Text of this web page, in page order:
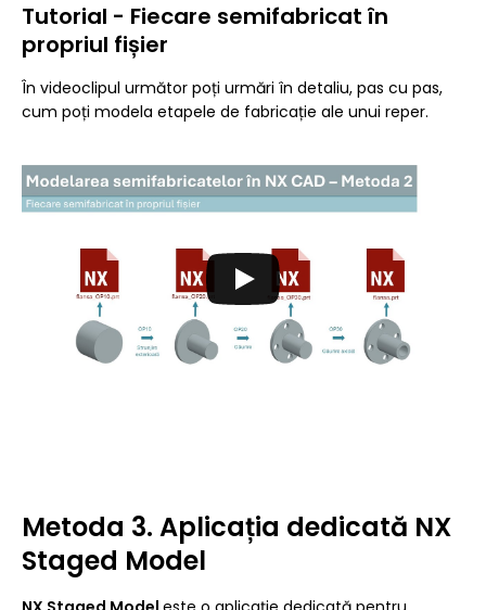
Tutorial - Fiecare semifabricat în
propriul fișier
În videoclipul următor poți urmări în detaliu, pas cu pas,
cum poți modela etapele de fabricație ale unui reper.
Metoda 3. Aplicația dedicată NX
Staged Model